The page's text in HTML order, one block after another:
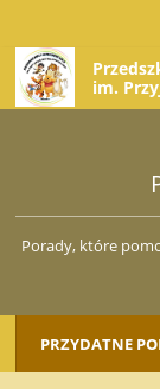
im.
Porady, które
PRZYDATNE